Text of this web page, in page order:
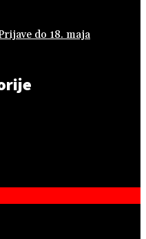
do 18. maja